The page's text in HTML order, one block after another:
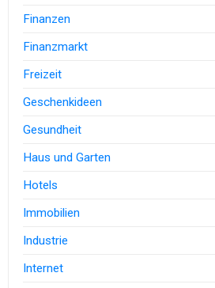
Finanzen
Finanzmarkt
Freizeit
Geschenkideen
Gesundheit
Haus und Garten
Hotels
Immobilien
Industrie
Internet